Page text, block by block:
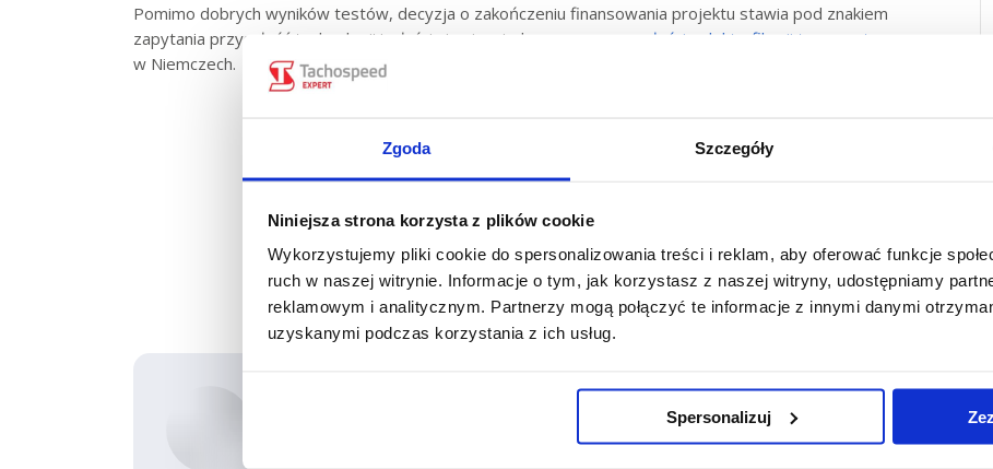
Zgoda Szczegóły
Niniejsza strona korzysta z plików cookie
Wykorzystujemy pliki cookie do spersonalizowania treści i reklam, aby oferować funkcje
ruch w naszej witrynie. Informacje o tym, jak korzystasz z naszej witryny, udostępniamy
reklamowym i analitycznym. Partnerzy mogą połączyć te informacje z innymi danymi
uzyskanymi podczas korzystania z ich usług.
Spersonalizuj
Pomimo dobrych wyników testów, decyzja o zakończeniu finansowania projektu stawia pod znakiem
zapytania przyszłość technologii i właściwie nie wiadomo, co z
przyszłością elektryfikacji transportu
w Niemczech.
Kategoria:
Udostępnij
Share
on
Facebook
Share
on
X
Share
on
LinkedIn
Marcin Szmandra